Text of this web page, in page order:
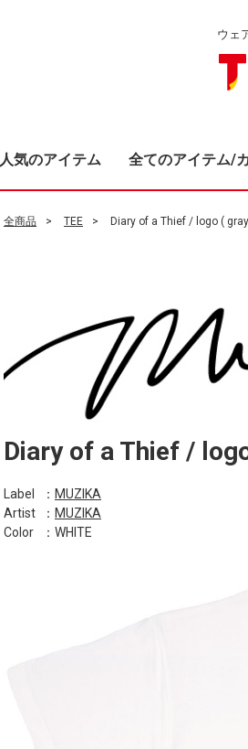
ウェ
人気のアイテム 全てのアイテム/
全商品 TEE Diary of a Thief / logo (
Diary of a Thief /
Label ： MUZIKA
Artist
： MUZIKA
Color
：WHITE